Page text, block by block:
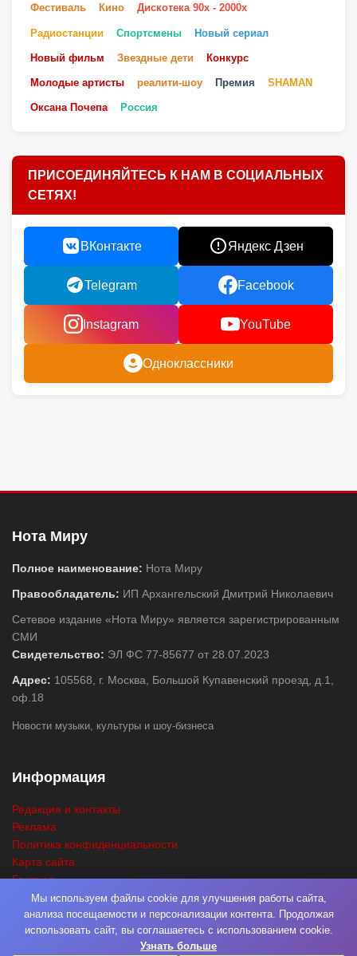
Фестиваль Кино Дискотека 90х - 2000х
Радиостанции Спортсмены Новый сериал
Новый фильм Звездные дети Конкурс
Молодые артисты реалити-шоу Премия SHAMAN
Оксана Почепа Россия
ПРИСОЕДИНЯЙТЕСЬ К НАМ В СОЦИАЛЬНЫХ
СЕТЯХ!
ВКонтакте Яндекс Дзен
Telegram Facebook
Instagram YouTube
Одноклассники
Нота Миру
Полное наименование: Нота Миру
Правообладатель: ИП Архангельский Дмитрий Николаевич
Сетевое издание «Нота Миру» является зарегистрированным
СМИ
Свидетельство: ЭЛ ФС 77-85677 от 28.07.2023
Адрес: 105568, г. Москва, Большой Купавенский проезд, д.1,
оф.18
Новости музыки, культуры и шоу-бизнеса
Информация
Редакция и контакты
Реклама
Политика конфиденциальности
Карта сайта
Главная
ПоискМы используем файлы cookie для улучшения работы сайта,
анализа посещаемости и персонализации контента. Продолжая
использовать сайт, вы соглашаетесь с использованием cookie.
Узнать больше